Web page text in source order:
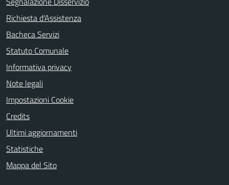
Richiesta d'Assistenza
Bacheca Servizi
Statuto Comunale
Informativa privacy
Note legali
Impostazioni Cookie
Credits
Ultimi aggiornamenti
Statistiche
Mappa del Sito